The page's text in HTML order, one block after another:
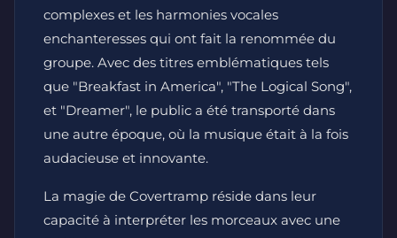
complexes et les harmonies vocales
enchanteresses qui ont fait la renommée du
groupe. Avec des titres emblématiques tels
que "Breakfast in America", "The Logical Song",
et "Dreamer", le public a été transporté dans
une autre époque, où la musique était à la fois
audacieuse et innovante.
La magie de Covertramp réside dans leur
capacité à interpréter les morceaux avec une